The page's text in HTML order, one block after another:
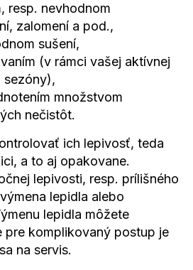
resp. nevhodnom
zalomení a pod.,
sušení,
(v rámci vašej aktívnej
sezóny),
množstvom
nečistôt.
ich lepivosť, teda
a to aj opakovane.
lepivosti, resp. prílišného
lepidla alebo
lepidla môžete
pre komplikovaný postup je
na servis.